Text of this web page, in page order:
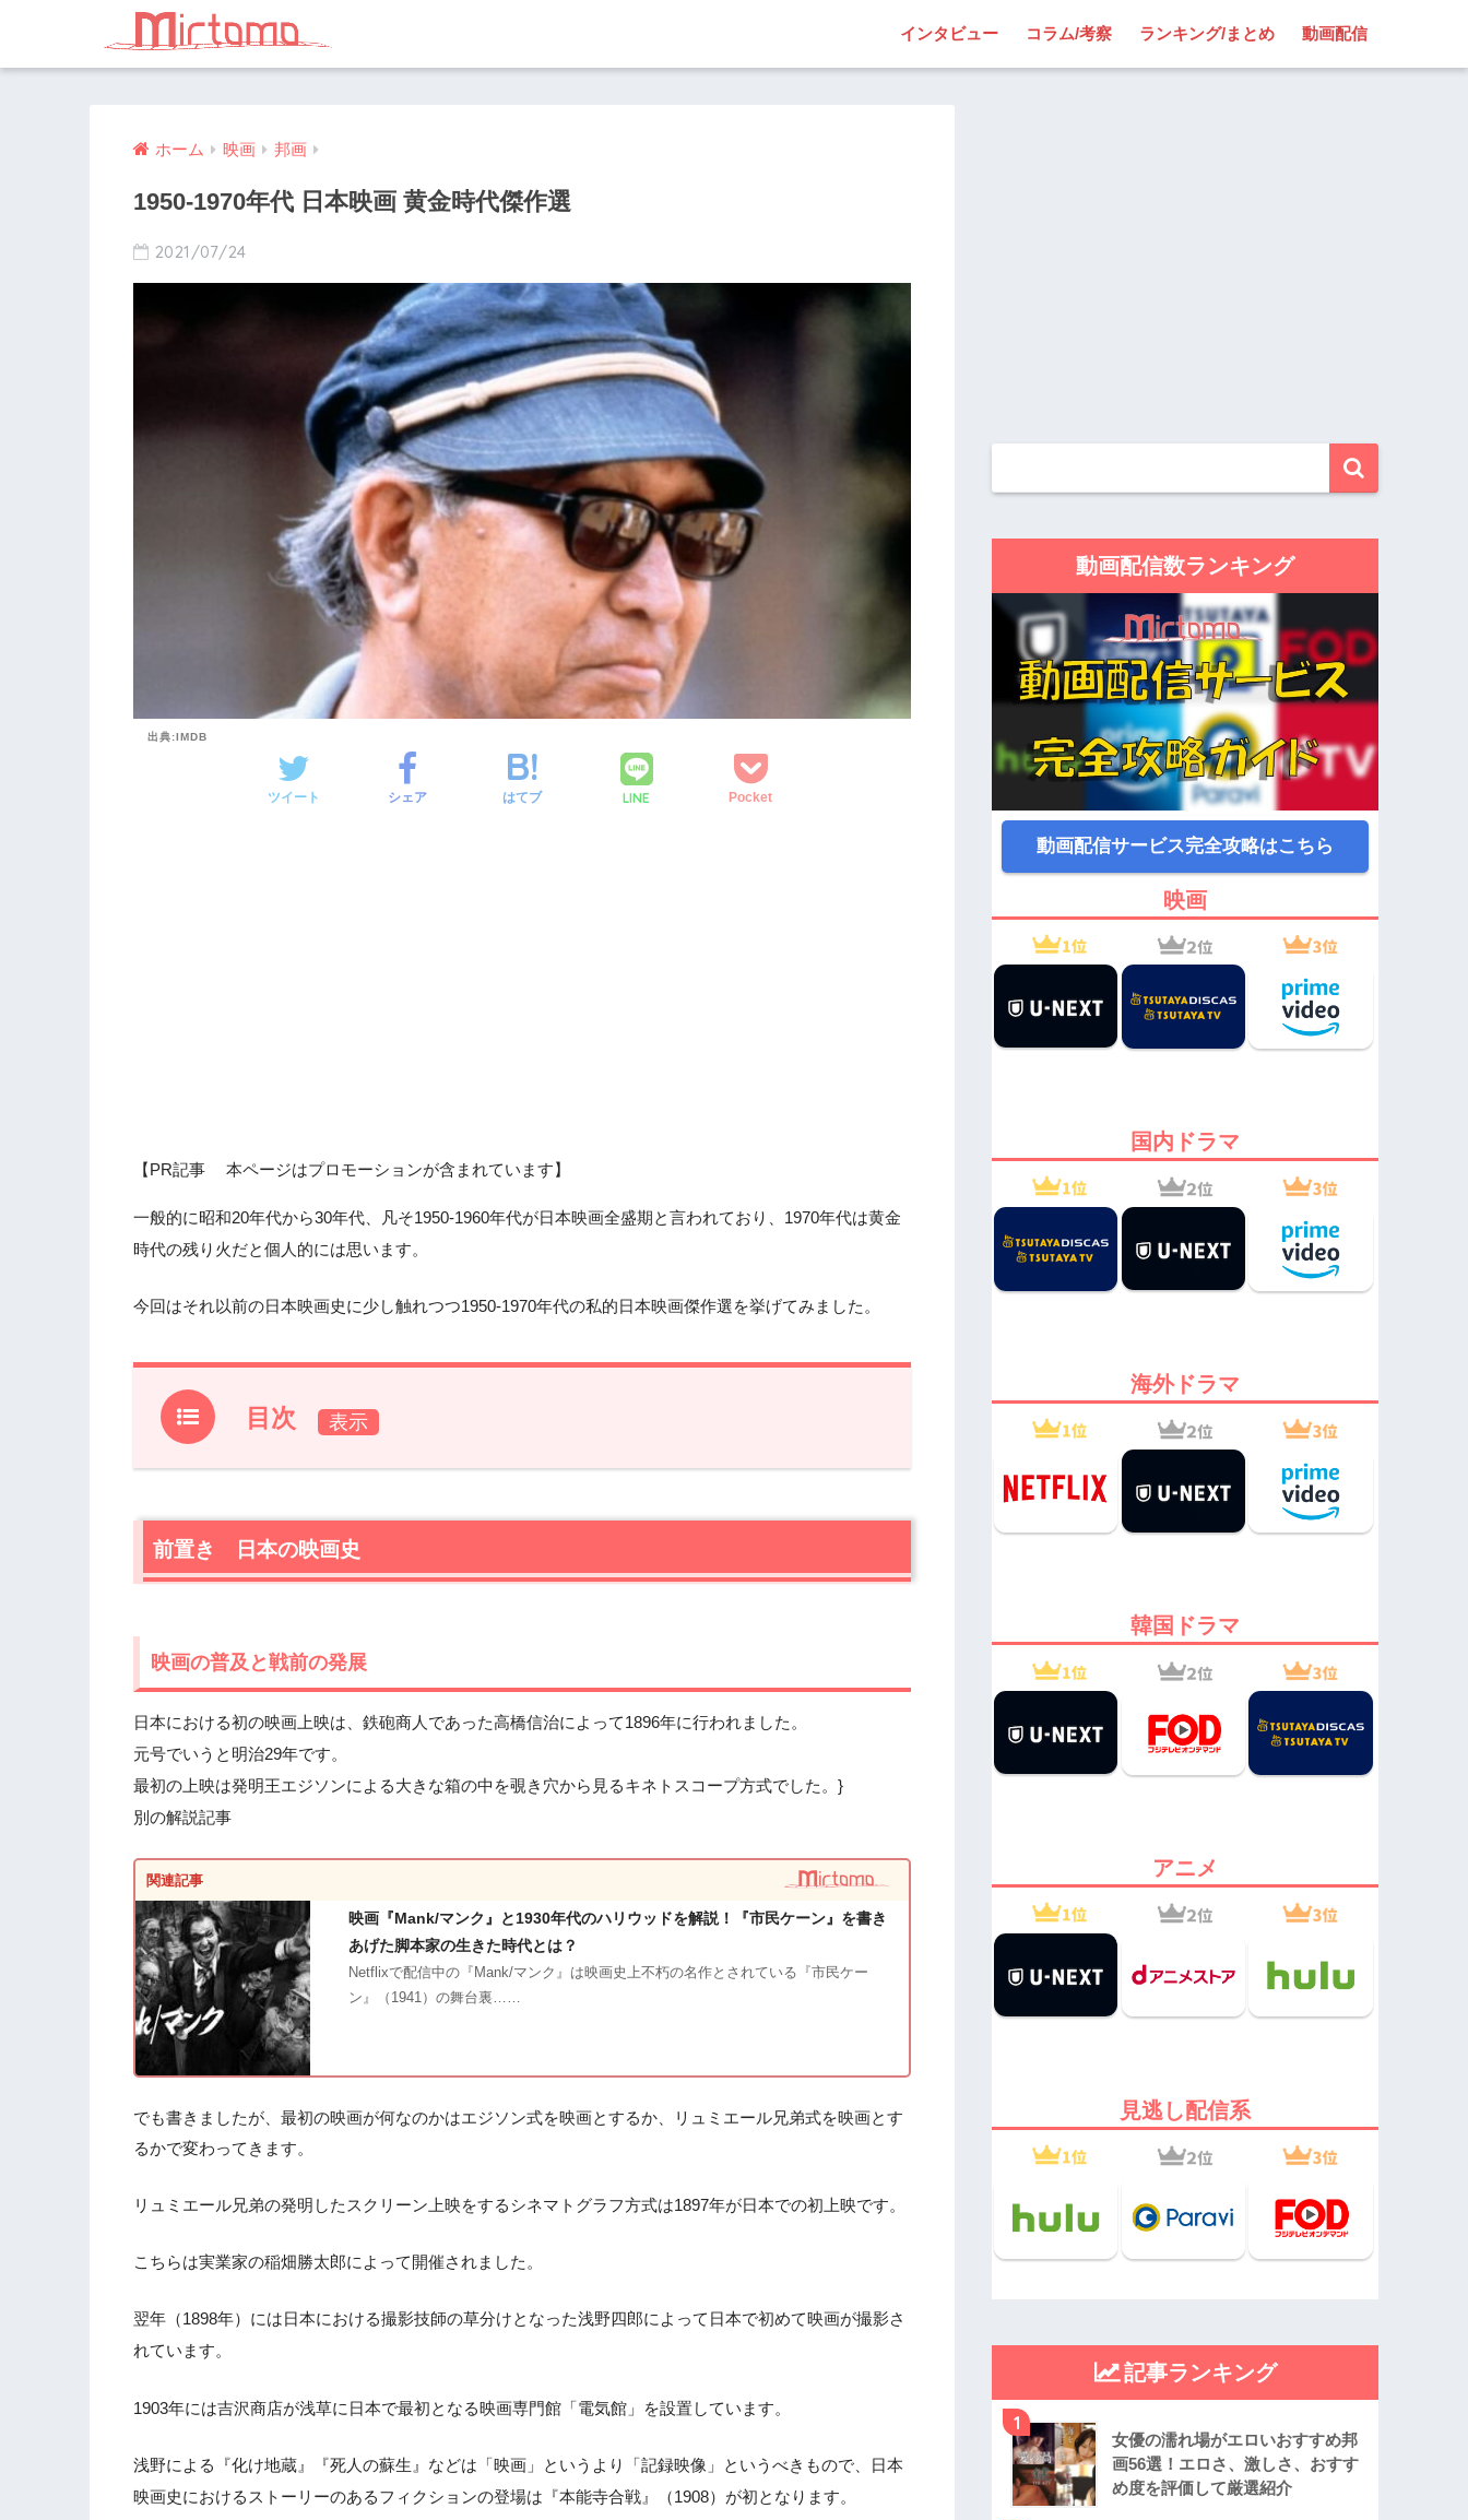
インタビュー コラム/考察 ランキング/まとめ 動画配信
ホーム 映画 邦画
1950-1970年代 日本映画 黄金時代傑作選
2021/07/24
出典:IMDB
ツイート シェア はてブ LINE Pocket
【PR記事 本ページはプロモーションが含まれています】
一般的に昭和20年代から30年代、凡そ1950-1960年代が日本映画全盛期と言われており、1970年代は黄金
時代の残り火だと個人的には思います。
今回はそれ以前の日本映画史に少し触れつつ1950-1970年代の私的日本映画傑作選を挙げてみました。
目次
1.前置き 日本の映画史
1.3 ところが……です。
2.日本映画黄金期の傑作
2.2 『東京物語』（1953）
2.3 『雨月物語』（1953）
2.4『ゴジラ』（1954）
2.5『二十四の瞳』（1954）
2.7
2.8『白い巨塔』（1966）
2.9『日本のいちばん長い日』（1967）
2.10 『仁義なき戦い』（1973）
2.11 『サンダカン八番娼館 望郷』（1974）
2.12 『砂の器』（1974）
『犬神家の一族』（1976）
前置き 日本の映画史
映画の普及と戦前の発展
日本における初の映画上映は、鉄砲商人であった高橋信治によって1896年に行われました。
元号でいうと明治29年です。
最初の上映は発明王エジソンによる大きな箱の中を覗き穴から見るキネトスコープ方式でした。}
別の解説記事
関連記事
映画『Mank/マンク』と1930年代のハリウッドを解説！『市民ケーン』を書き
あげた脚本家の生きた時代とは？
Netflixで配信中の『Mank/マンク』は映画史上不朽の名作とされている『市民ケー
ン』（1941）の舞台裏……
でも書きましたが、最初の映画が何なのかはエジソン式を映画とするか、リュミエール兄弟式を映画とす
るかで変わってきます。
リュミエール兄弟の発明したスクリーン上映をするシネマトグラフ方式は1897年が日本での初上映です。
こちらは実業家の稲畑勝太郎によって開催されました。
翌年（1898年）には日本における撮影技師の草分けとなった浅野四郎によって日本で初めて映画が撮影さ
れています。
1903年には吉沢商店が浅草に日本で最初となる映画専門館「電気館」を設置しています。
浅野による『化け地蔵』『死人の蘇生』などは「映画」というより「記録映像」というべきもので、日本
映画史におけるストーリーのあるフィクションの登場は『本能寺合戦』（1908）が初となります。
動画配信数ランキング
動画配信サービス完全攻略はこちら
映画
国内ドラマ
海外ドラマ
韓国ドラマ
アニメ
見逃し配信系
記事ランキング
1
女優の濡れ場がエロいおすすめ邦
画56選！エロさ、激しさ、おすす
め度を評価して厳選紹介